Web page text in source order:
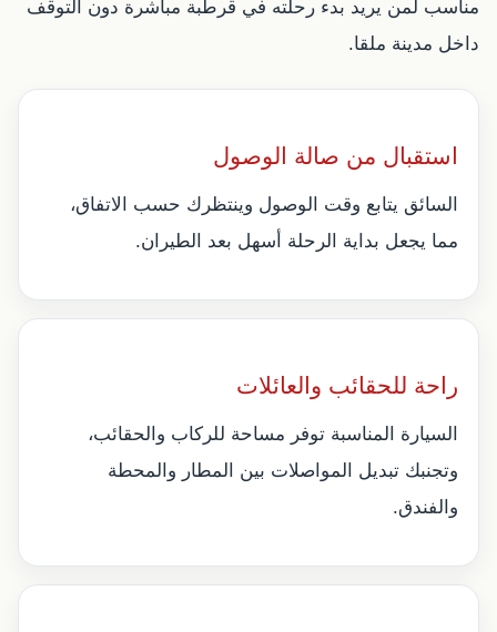
مناسب لمن يريد بدء رحلته في قرطبة مباشرة دون التوقف
داخل مدينة ملقا.
استقبال من صالة الوصول
السائق يتابع وقت الوصول وينتظرك حسب الاتفاق،
مما يجعل بداية الرحلة أسهل بعد الطيران.
راحة للحقائب والعائلات
السيارة المناسبة توفر مساحة للركاب والحقائب،
وتجنبك تبديل المواصلات بين المطار والمحطة
والفندق.